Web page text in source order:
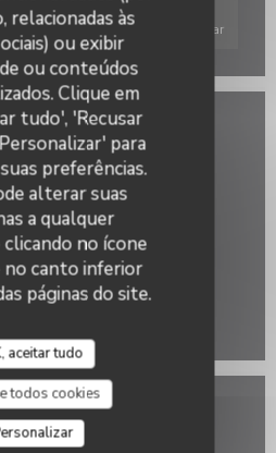
relacionadas às
ou exibir
ou conteúdos
Clique em
tudo', 'Recusar
para
preferências.
alterar suas
a qualquer
no ícone
no canto inferior
páginas do site.
aceitar tudo
todos cookies
do Waze, você deve aceitar os
Esses cookies podem coletar
e localização.
Autorizar
gerais
Serviços
Acesso para pessoas com
reduzida
de pagamento
Pay, American Express,
contato, Visa, Maestro,
de abertura
Le J